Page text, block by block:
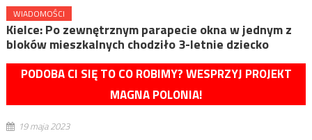
WIADOMOŚCI
Kielce: Po zewnętrznym parapecie okna w jednym z
bloków mieszkalnych chodziło 3-letnie dziecko
PODOBA CI SIĘ TO CO ROBIMY? WESPRZYJ PROJEKT
MAGNA POLONIA!
19 maja 2023